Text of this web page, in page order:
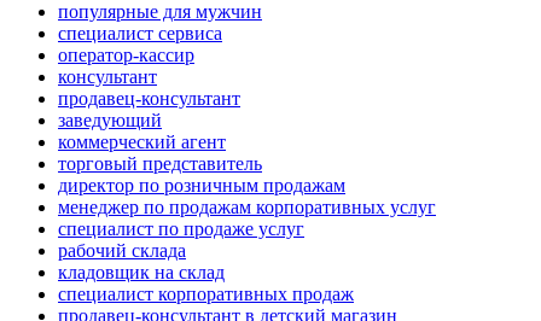
популярные для мужчин
специалист сервиса
оператор-кассир
консультант
продавец-консультант
заведующий
коммерческий агент
торговый представитель
директор по розничным продажам
менеджер по продажам корпоративных услуг
специалист по продаже услуг
рабочий склада
кладовщик на склад
специалист корпоративных продаж
продавец-консультант в детский магазин